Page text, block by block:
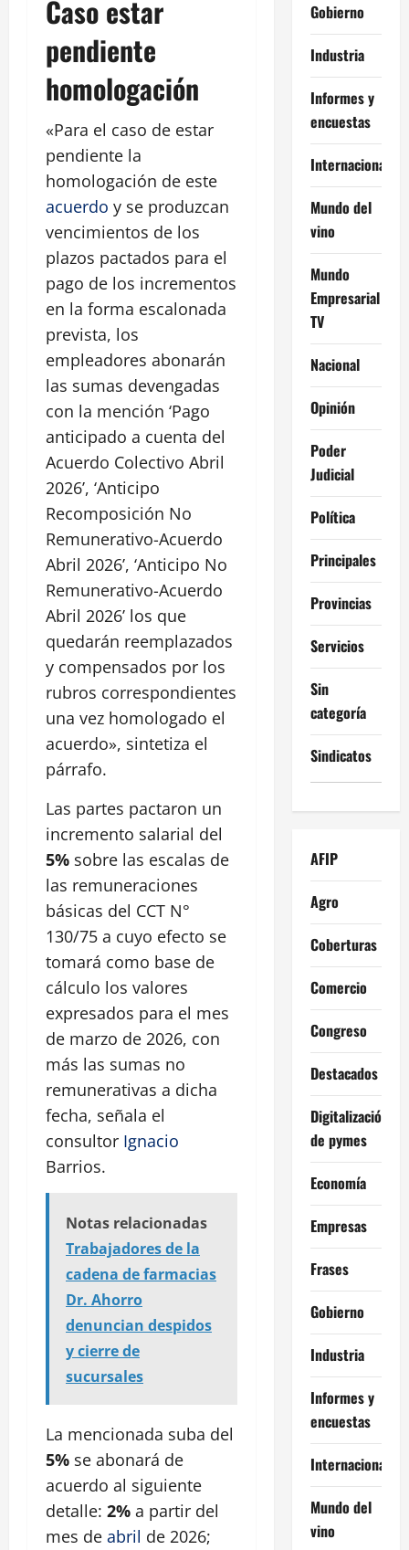
Caso estar
pendiente
homologación
«Para el caso de estar
pendiente la
homologación de este
acuerdo y se produzcan
vencimientos de los
plazos pactados para el
pago de los incrementos
en la forma escalonada
prevista, los
empleadores abonarán
las sumas devengadas
con la mención ‘Pago
anticipado a cuenta del
Acuerdo Colectivo Abril
2026’, ‘Anticipo
Recomposición No
Remunerativo-Acuerdo
Abril 2026’, ‘Anticipo No
Remunerativo-Acuerdo
Abril 2026’ los que
quedarán reemplazados
y compensados por los
rubros correspondientes
una vez homologado el
acuerdo», sintetiza el
párrafo.
Las partes pactaron un
incremento salarial del
5% sobre las escalas de
las remuneraciones
básicas del CCT N°
130/75 a cuyo efecto se
tomará como base de
cálculo los valores
expresados para el mes
de marzo de 2026, con
más las sumas no
remunerativas a dicha
fecha, señala el
consultor Ignacio
Barrios.
Notas relacionadas
Trabajadores de la
cadena de farmacias
Dr. Ahorro
denuncian despidos
y cierre de
sucursales
La mencionada suba del
5% se abonará de
acuerdo al siguiente
detalle: 2% a partir del
mes de abril de 2026;
Gobierno
Industria
Informes y
encuestas
Internacional
Mundo del
vino
Mundo
Empresarial
TV
Nacional
Opinión
Poder
Judicial
Política
Principales
Provincias
Servicios
Sin
categoría
Sindicatos
AFIP
Agro
Coberturas
Comercio
Congreso
Destacados
Digitalización
de pymes
Economía
Empresas
Frases
Gobierno
Industria
Informes y
encuestas
Internacional
Mundo del
vino